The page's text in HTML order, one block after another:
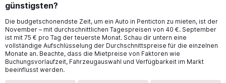
günstigsten?
Die budgetschonendste Zeit, um ein Auto in Penticton zu mieten, ist der
November – mit durchschnittlichen Tagespreisen von 40 €. September
ist mit 75 € pro Tag der teuerste Monat. Schau dir untern eine
vollständige Aufschlüsselung der Durchschnittspreise für die einzelnen
Monate an. Beachte, dass die Mietpreise von Faktoren wie
Buchungsvorlaufzeit, Fahrzeugauswahl und Verfügbarkeit im Markt
beeinflusst werden.